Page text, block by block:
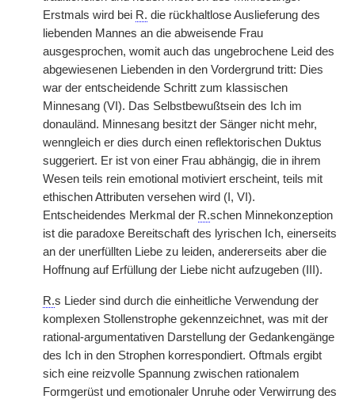
Erstmals wird bei R. die rückhaltlose Auslieferung des
liebenden Mannes an die abweisende Frau
ausgesprochen, womit auch das ungebrochene Leid des
abgewiesenen Liebenden in den Vordergrund tritt: Dies
war der entscheidende Schritt zum klassischen
Minnesang (VI). Das Selbstbewußtsein des Ich im
donauländ. Minnesang besitzt der Sänger nicht mehr,
wenngleich er dies durch einen reflektorischen Duktus
suggeriert. Er ist von einer Frau abhängig, die in ihrem
Wesen teils rein emotional motiviert erscheint, teils mit
ethischen Attributen versehen wird (I, VI).
Entscheidendes Merkmal der R.schen Minnekonzeption
ist die paradoxe Bereitschaft des lyrischen Ich, einerseits
an der unerfüllten Liebe zu leiden, andererseits aber die
Hoffnung auf Erfüllung der Liebe nicht aufzugeben (III).
R.s Lieder sind durch die einheitliche Verwendung der
komplexen Stollenstrophe gekennzeichnet, was mit der
rational-argumentativen Darstellung der Gedankengänge
des Ich in den Strophen korrespondiert. Oftmals ergibt
sich eine reizvolle Spannung zwischen rationalem
Formgerüst und emotionaler Unruhe oder Verwirrung des